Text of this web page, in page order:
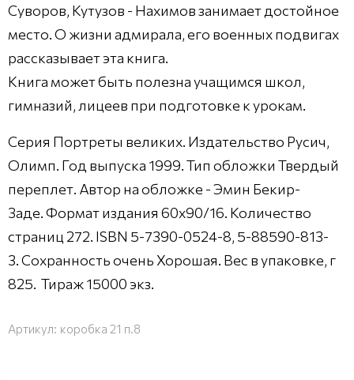
Суворов, Кутузов - Нахимов занимает достойное
место. О жизни адмирала, его военных подвигах
рассказывает эта книга.
Книга может быть полезна учащимся школ,
гимназий, лицеев при подготовке к урокам.
Серия Портреты великих. Издательство Русич,
Олимп. Год выпуска 1999. Тип обложки Твердый
переплет. Автор на обложке - Эмин Бекир-
Заде. Формат издания 60x90/16. Количество
страниц 272. ISBN 5-7390-0524-8, 5-88590-813-
3. Сохранность очень Хорошая. Вес в упаковке, г
825. Тираж 15000 экз.
Артикул: коробка 21 п.8